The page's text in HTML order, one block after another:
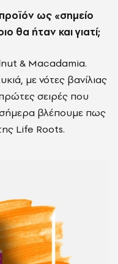
ως «σημείο
θα ήταν και γιατί;
& Macadamia.
με νότες βανίλιας
σειρές που
βλέπουμε πως
Life Roots.